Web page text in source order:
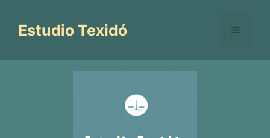
contenido
Estudio Texidó Menú